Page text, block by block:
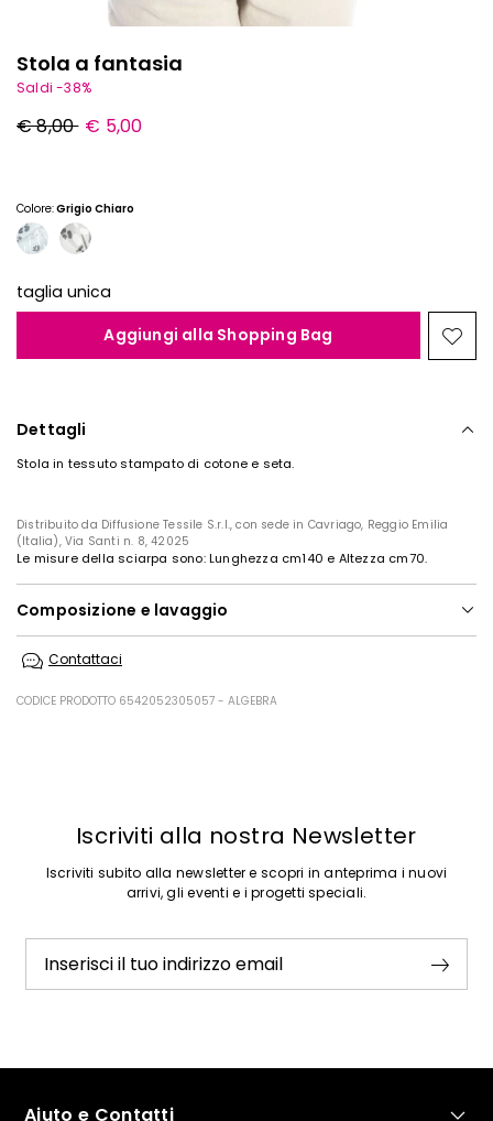
Stola a fantasia
Saldi -38%
Prezzo
originale
€ 8,00 Nuovo
prezzo
€ 5,00
Colore:Grigio Chiaro
taglia unica
Aggiungi alla Shopping Bag
nella
Dettagli
Stola in tessuto stampato di cotone e seta.
Distribuito da Diffusione Tessile S.r.l., con sede in Cavriago, Reggio Emilia
(Italia), Via Santi n. 8, 42025
Le misure della sciarpa sono: Lunghezza cm140 e Altezza cm70.
Composizione e lavaggio
asciugare in tamburo; asciugare appeso in ombra; ferro tiepido max
professionale.
Contattaci
CODICE PRODOTTO 6542052305057 - ALGEBRA
Iscriviti alla nostra Newsletter
Iscriviti subito alla newsletter e scopri in anteprima i nuovi
arrivi, gli eventi e i progetti speciali.
Inserisci il tuo indirizzo email
Aiuto e Contatti